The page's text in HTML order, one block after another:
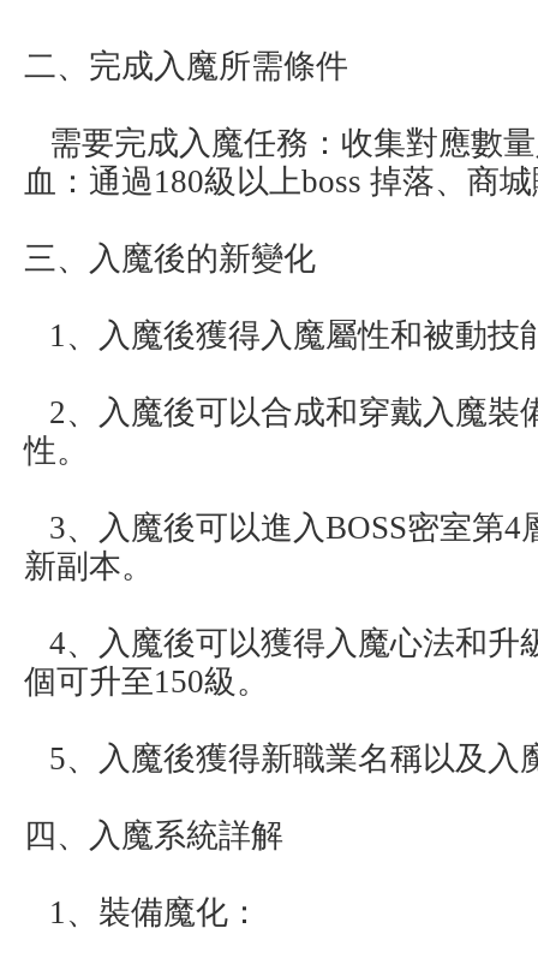
二、完成入魔所需條件
需要完成入魔任務：收集對應數
血：通過180級以上boss 掉落、商
三、入魔後的新變化
1、入魔後獲得入魔屬性和被動技
2、入魔後可以合成和穿戴入魔裝
性。
3、入魔後可以進入BOSS密室第4
新副本。
4、入魔後可以獲得入魔心法和升
個可升至150級。
5、入魔後獲得新職業名稱以及入
四、入魔系統詳解
1、裝備魔化：